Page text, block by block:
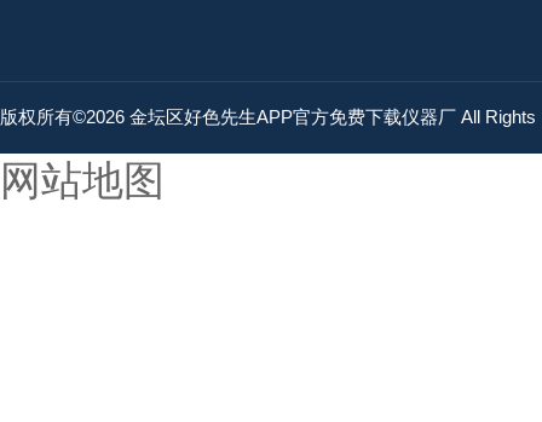
版权所有©2026 金坛区好色先生APP官方免费下载仪器厂 All
网站地图